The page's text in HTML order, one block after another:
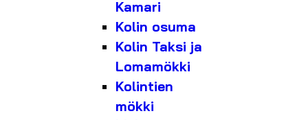
Kamari
Kolin osuma
Kolin Taksi ja
Lomamökki
Kolintien
mökki